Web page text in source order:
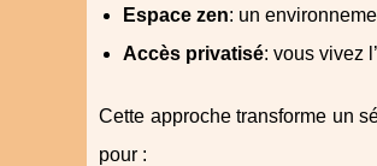
Espace zen: un
Accès privatisé: vous vivez
Cette approche transforme un
pour :